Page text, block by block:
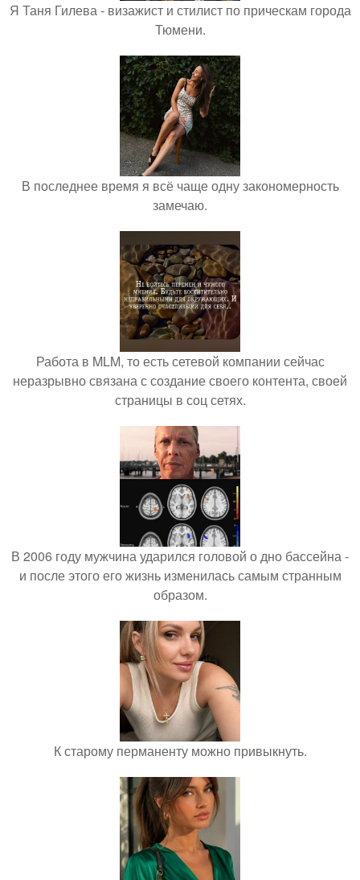
Я Таня Гилева - визажист и стилист по прическам города
Тюмени.
В последнее время я всё чаще одну закономерность
замечаю.
Работа в MLM, то есть сетевой компании сейчас
неразрывно связана с создание своего контента, своей
страницы в соц сетях.
В 2006 году мужчина ударился головой о дно бассейна -
и после этого его жизнь изменилась самым странным
образом.
К старому перманенту можно привыкнуть.